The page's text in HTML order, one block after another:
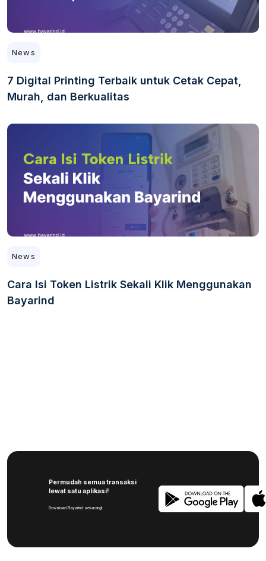
News
7 Digital Printing Terbaik untuk Cetak Cepat,
Murah, dan Berkualitas
News
Cara Isi Token Listrik Sekali Klik Menggunakan
Bayarind
Permudah semua transaksi
lewat satu aplikasi!
Download Bayarind sekarang!